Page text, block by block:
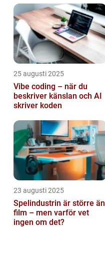
25 augusti 2025
Vibe coding – när du
beskriver känslan och AI
skriver koden
23 augusti 2025
Spelindustrin är större än
film – men varför vet
ingen om det?